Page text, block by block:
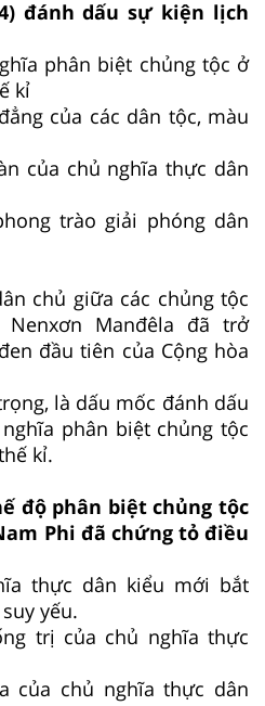
đánh dấu sự kiện lịch
phân biệt chủng tộc ở
kỉ
của các dân tộc, màu
của chủ nghĩa thực dân
trào giải phóng dân
chủ giữa các chủng tộc
Nenxơn Manđêla đã trở
đầu tiên của Cộng hòa
là dấu mốc đánh dấu
phân biệt chủng tộc
kỉ.
độ phân biệt chủng tộc
Phi đã chứng tỏ điều
thực dân kiểu mới bắt
yếu.
trị của chủ nghĩa thực
của chủ nghĩa thực dân